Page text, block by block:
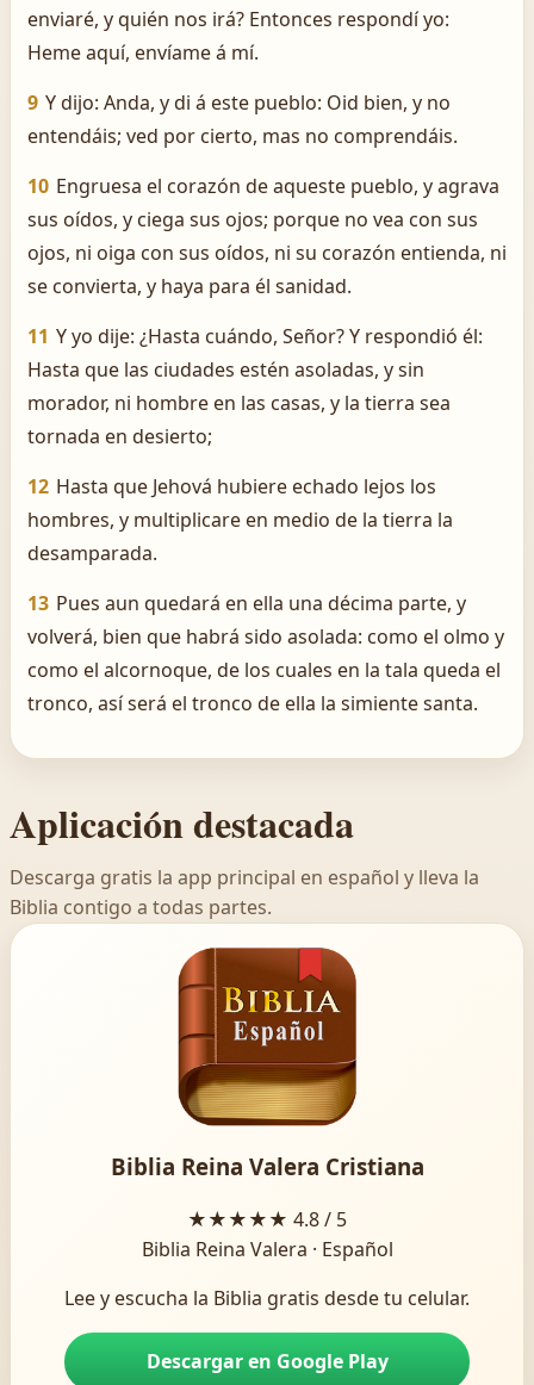
enviaré, y quién nos irá? Entonces respondí yo:
Heme aquí, envíame á mí.
9 Y dijo: Anda, y di á este pueblo: Oid bien, y no
entendáis; ved por cierto, mas no comprendáis.
10 Engruesa el corazón de aqueste pueblo, y agrava
sus oídos, y ciega sus ojos; porque no vea con sus
ojos, ni oiga con sus oídos, ni su corazón entienda, ni
se convierta, y haya para él sanidad.
11 Y yo dije: ¿Hasta cuándo, Señor? Y respondió él:
Hasta que las ciudades estén asoladas, y sin
morador, ni hombre en las casas, y la tierra sea
tornada en desierto;
12 Hasta que Jehová hubiere echado lejos los
hombres, y multiplicare en medio de la tierra la
desamparada.
13 Pues aun quedará en ella una décima parte, y
volverá, bien que habrá sido asolada: como el olmo y
como el alcornoque, de los cuales en la tala queda el
tronco, así será el tronco de ella la simiente santa.
Aplicación destacada
Descarga gratis la app principal en español y lleva la
Biblia contigo a todas partes.
Biblia Reina Valera Cristiana
★★★★★ 4.8 / 5
Biblia Reina Valera · Español
Lee y escucha la Biblia gratis desde tu celular.
Descargar en Google Play